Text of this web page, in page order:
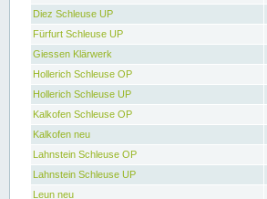
Diez Schleuse UP
Fürfurt Schleuse UP
Giessen Klärwerk
Hollerich Schleuse OP
Hollerich Schleuse UP
Kalkofen Schleuse OP
Kalkofen neu
Lahnstein Schleuse OP
Lahnstein Schleuse UP
Leun neu